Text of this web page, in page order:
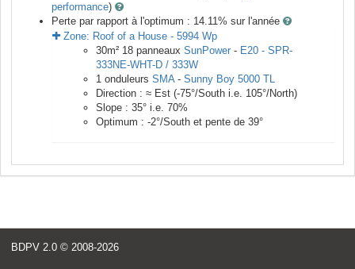
performance)
Perte par rapport à l'optimum : 14.11% sur l'année
Zone: Roof of a House - 5994 Wp
30m² 18 panneaux SunPower - E20 - SPR-
333NE-WHT-D / 333W
1 onduleurs SMA- Sunny Boy 5000 TL
Direction : ≈ Est (-75°/South i.e. 105°/North)
Slope : 35° i.e. 70%
Optimum : -2°/South et pente de 39°
BDPV 2.0 © 2008-2026